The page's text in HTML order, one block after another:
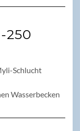
250
Wasserbecken